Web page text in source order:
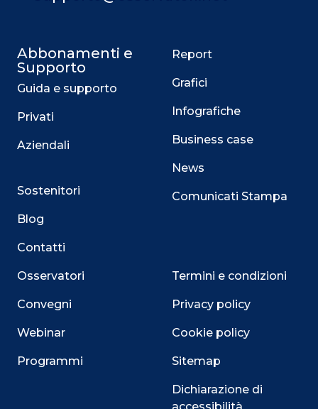
Abbonamenti e
Supporto
Guida e supporto
Privati
Aziendali
Sostenitori
Blog
Contatti
Osservatori
Convegni
Webinar
Programmi
Report
Grafici
Infografiche
Business case
News
Comunicati Stampa
Termini e condizioni
Privacy policy
Cookie policy
Sitemap
Dichiarazione di